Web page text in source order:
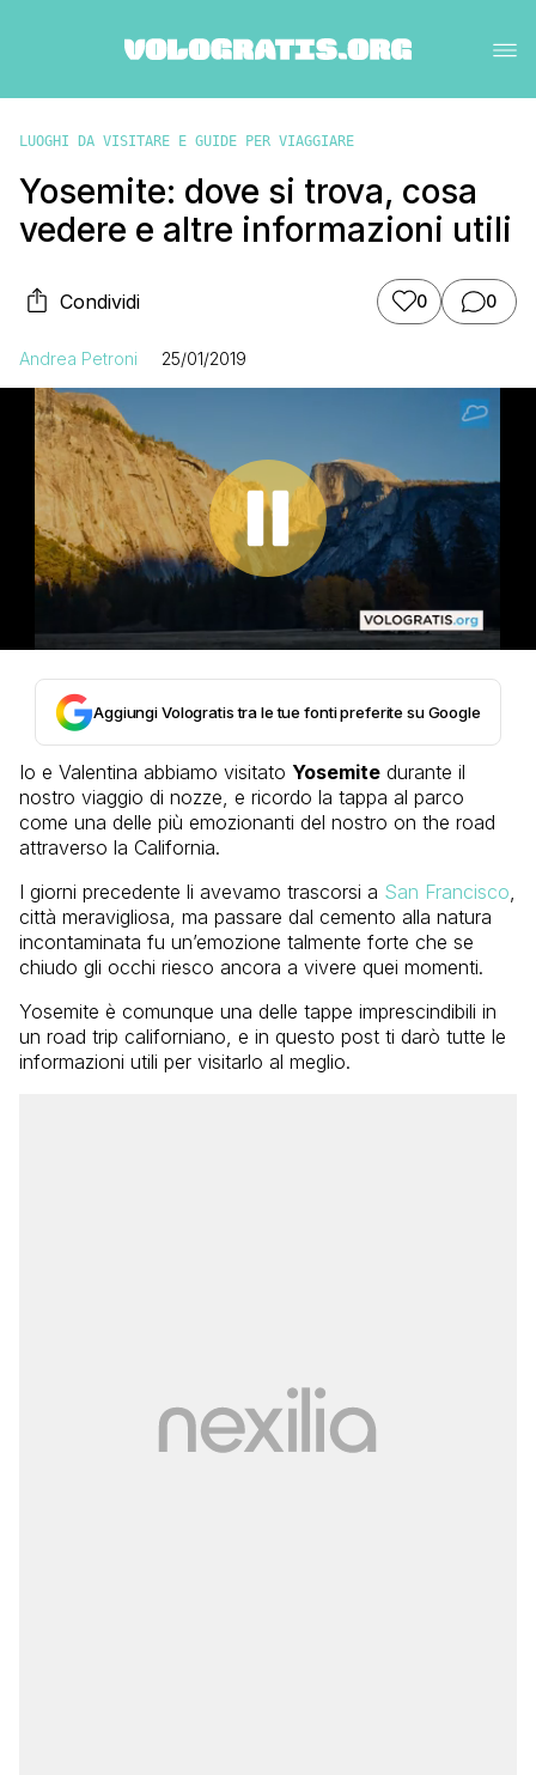
LUOGHI DA VISITARE E GUIDE PER VIAGGIARE
Yosemite: dove si trova, cosa
vedere e altre informazioni utili
Condividi 0 0
Andrea Petroni 25/01/2019
Aggiungi Vologratis tra le tue fonti preferite su Google
Io e Valentina abbiamo visitato Yosemite durante il
nostro viaggio di nozze, e ricordo la tappa al parco
come una delle più emozionanti del nostro on the road
attraverso la California.
I giorni precedente li avevamo trascorsi a San Francisco
città meravigliosa, ma passare dal cemento alla natura
incontaminata fu un’emozione talmente forte che se
chiudo gli occhi riesco ancora a vivere quei momenti.
Yosemite è comunque una delle tappe imprescindibili in
un road trip californiano, e in questo post ti darò tutte le
informazioni utili per visitarlo al meglio.